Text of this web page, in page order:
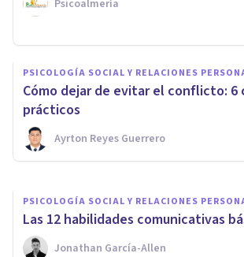
Psicoalmería
PSICOLOGÍA SOCIAL Y RELACIONES
Cómo dejar de evitar el conflicto: 6
prácticos
Ayrton Reyes Guerrero
Los 6 axiomas de la
comunicación: ¿cuáles
Oscar Castillero Mimenza
PSICOLOGÍA SOCIAL Y RELACIONES
​Las 12 habilidades comunicativas
Jonathan García-Allen